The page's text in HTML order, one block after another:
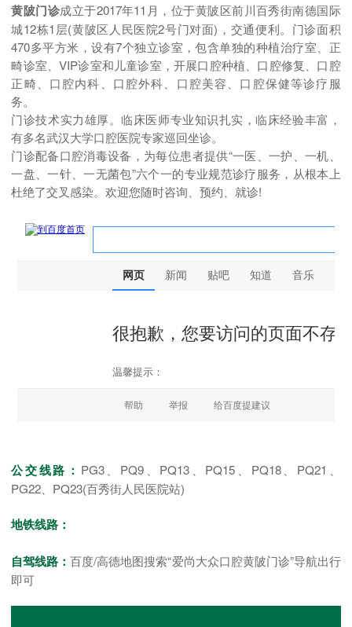
黄陂门诊成立于2017年11月，位于黄陂区前川百秀街南德国际
城12栋1层(黄陂区人民医院2号门对面)，交通便利。门诊面积
470多平方米，设有7个独立诊室，包含单独的种植治疗室、正
畸诊室、VIP诊室和儿童诊室，开展口腔种植、口腔修复、口腔
正畸、口腔内科、口腔外科、口腔美容、口腔保健等诊疗服
务。
门诊技术实力雄厚。临床医师专业知识扎实，临床经验丰富，
有多名武汉大学口腔医院专家巡回坐诊。
门诊配备口腔消毒设备，为每位患者提供“一医、一护、一机、
一盘、一针、一无菌包”六个一的专业规范诊疗服务，从根本上
杜绝了交叉感染。欢迎您随时咨询、预约、就诊!
公交线路： PG3、PQ9、PQ13、PQ15、PQ18、PQ21、
PG22、PQ23(百秀街人民医院站)
地铁线路：
自驾线路：百度/高德地图搜索“爱尚大众口腔黄陂门诊”导航出行
即可